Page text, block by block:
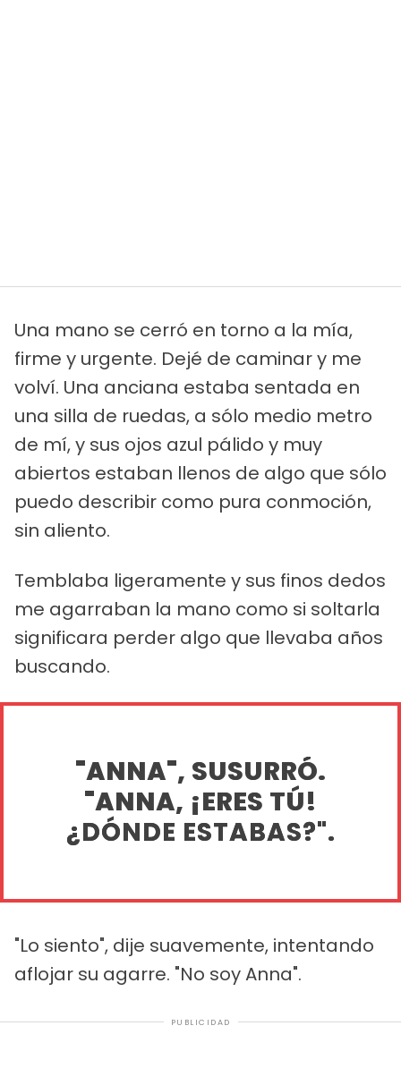
Una mano se cerró en torno a la mía,
firme y urgente. Dejé de caminar y me
volví. Una anciana estaba sentada en
una silla de ruedas, a sólo medio metro
de mí, y sus ojos azul pálido y muy
abiertos estaban llenos de algo que sólo
puedo describir como pura conmoción,
sin aliento.
Temblaba ligeramente y sus finos dedos
me agarraban la mano como si soltarla
significara perder algo que llevaba años
buscando.
"ANNA", SUSURRÓ.
"ANNA, ¡ERES TÚ!
¿DÓNDE ESTABAS?".
"Lo siento", dije suavemente, intentando
aflojar su agarre. "No soy Anna".
PUBLICIDAD